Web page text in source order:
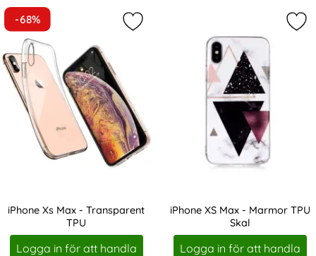
produktlista
-68%
iPhone Xs Max - Transparent
TPU
Art. nr 1446
Logga in för att handla
Markera iPhone Xs Max -
iPhone XS Max - Marmor TPU
Skal
Art. nr 3575
Logga in för att handla